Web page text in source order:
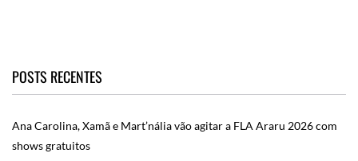
POSTS RECENTES
Ana Carolina, Xamã e Mart’nália vão agitar a FLA Araru 2026 com
shows gratuitos